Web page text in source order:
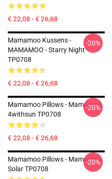
€ 22,08 - € 26,68
Mamamoo Kussens -
MAMAMOO - Starry Night
TP0708
€ 22,08 - € 26,68
-20%
Mamamoo Pillows - Mamamoo
4withsun TP0708
€ 22,08 - € 26,68
-20%
Mamamoo Pillows - Mamamoo
Solar TP0708
-20%